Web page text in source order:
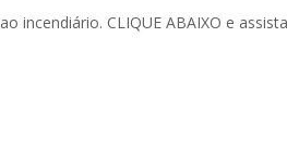
incendiário. CLIQUE ABAIXO e